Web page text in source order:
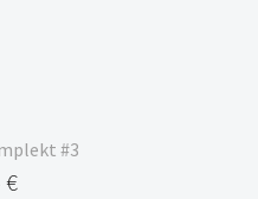
#3
€